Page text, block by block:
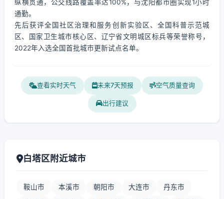
纵横贯通，公交线路覆盖率达100%，与沈阳都市圈实现1小时
通勤。
先后获评全国社区治理和服务创新实验区、全国科普示范城
区、国家卫生城市核心区、辽宁省文明城区标兵等荣誉称号，
2022年入选全国首批城市更新试点名单。
查看实时天气 未来7天预报 空气质量查询
出行建议
白塔区附近城市
鞍山市 本溪市 朝阳市 大连市 丹东市